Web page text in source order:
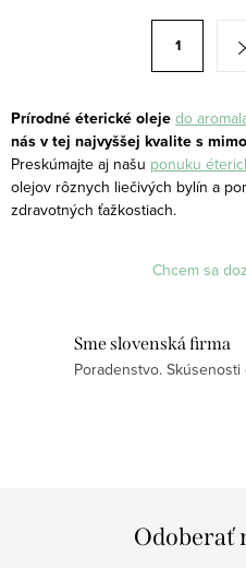
c
i
e
p
á
n
k
o
1
Prírodné éterické oleje do
nás v tej najvyššej kvalite s
Preskúmajte aj našu ponuku
olejov rôznych liečivých bylín a
zdravotných ťažkostiach.
Chcem sa
Sme slovenská firma
Poradenstvo.
Odoberať